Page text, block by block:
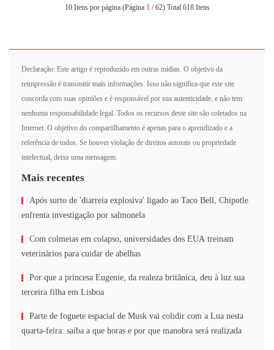
10 Itens por página (Página 1/ 62) Total 618 Itens
Declaração: Este artigo é reproduzido em outras mídias. O objetivo da
reimpressão é transmitir mais informações. Isso não significa que este site
concorda com suas opiniões e é responsável por sua autenticidade, e não tem
nenhuma responsabilidade legal. Todos os recursos deste site são coletados na
Internet. O objetivo do compartilhamento é apenas para o aprendizado e a
referência de todos. Se houver violação de direitos autorais ou propriedade
intelectual, deixe uma mensagem.
Mais recentes
Após surto de 'diarreia explosiva' ligado ao Taco Bell, Chipotle
enfrenta investigação por salmonela
Com colmeias em colapso, universidades dos EUA treinam
veterinários para cuidar de abelhas
Por que a princesa Eugenie, da realeza britânica, deu à luz sua
terceira filha em Lisboa
Parte de foguete espacial de Musk vai colidir com a Lua nesta
quarta-feira: saiba a que horas e por que manobra será realizada